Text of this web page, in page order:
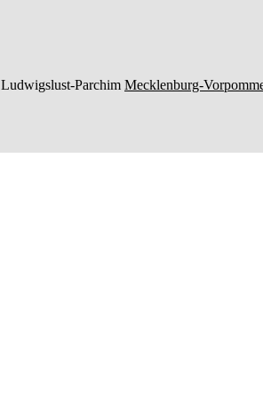
Ludwigslust-Parchim Mecklenburg-